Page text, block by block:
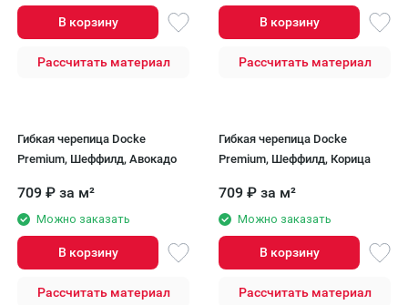
В корзину
Рассчитать материал
В корзину
Рассчитать материал
Гибкая черепица Docke
Premium, Шеффилд, Авокадо
709 ₽ за м²
Можно заказать
В корзину
Рассчитать материал
Гибкая черепица Docke
Premium, Шеффилд, Корица
709 ₽ за м²
Можно заказать
В корзину
Рассчитать материал